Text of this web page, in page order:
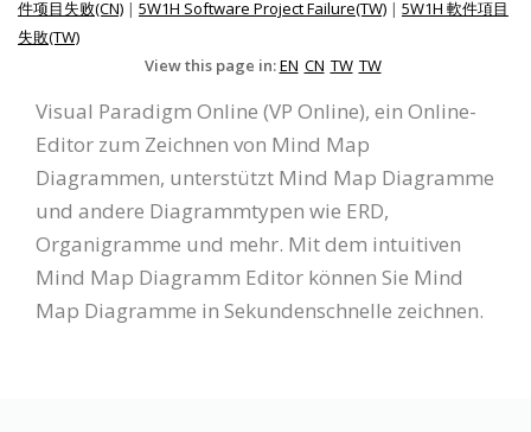
件项目失败(CN) | 5W1H Software Project Failure(TW) | 5W1H 軟件項目
失敗(TW)
View this page in:EN CN TW TW
Visual Paradigm Online (VP Online), ein Online-
Editor zum Zeichnen von Mind Map
Diagrammen, unterstützt Mind Map Diagramme
und andere Diagrammtypen wie ERD,
Organigramme und mehr. Mit dem intuitiven
Mind Map Diagramm Editor können Sie Mind
Map Diagramme in Sekundenschnelle zeichnen.